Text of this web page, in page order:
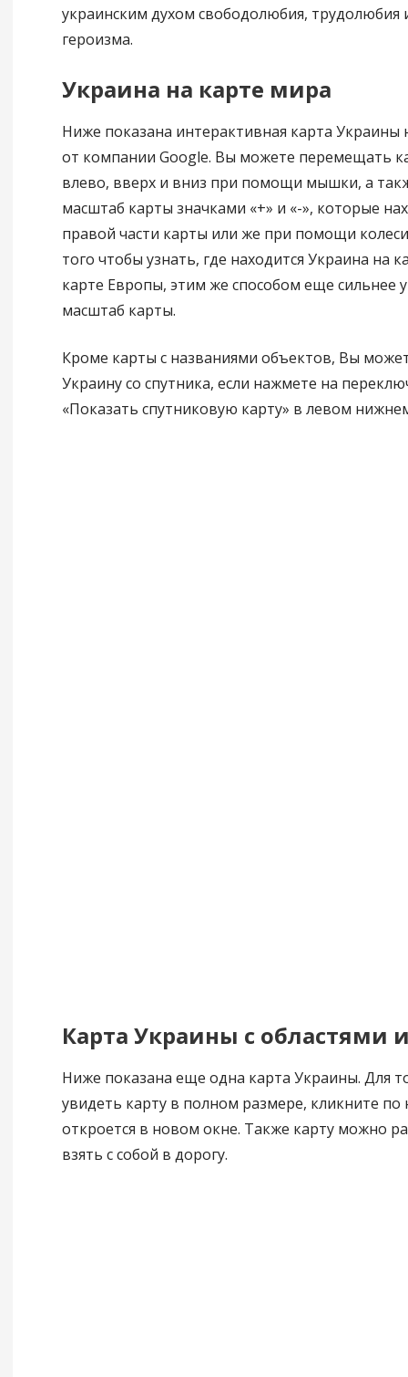
украинским духом свободолюбия, трудолюбия
героизма.
Украина на карте мира
Ниже показана интерактивная карта Украины
от компании Google. Вы можете перемещать
влево, вверх и вниз при помощи мышки, а
масштаб карты значками «+» и «-», которые
правой части карты или же при помощи
того чтобы узнать, где находится Украина на
карте Европы, этим же способом еще сильнее
масштаб карты.
Кроме карты с названиями объектов, Вы
Украину со спутника, если нажмете на
«Показать спутниковую карту» в левом
Карта Украины с областями
Ниже показана еще одна карта Украины. Для
увидеть карту в полном размере, кликните по
откроется в новом окне. Также карту можно
взять с собой в дорогу.